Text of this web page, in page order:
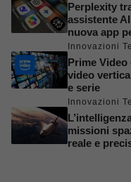
Perplexity
assistente
nuova app
Innovazioni
Prime
video
e serie
Innovazioni
missioni
reale e